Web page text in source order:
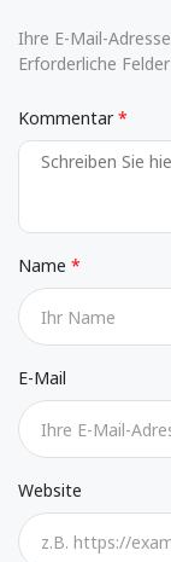
Ihre E-Mail-
Erforderliche
Kommentar
Name
E-Mail
Website